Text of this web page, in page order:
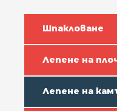
Шпакловане
Лепене на
Лепене на